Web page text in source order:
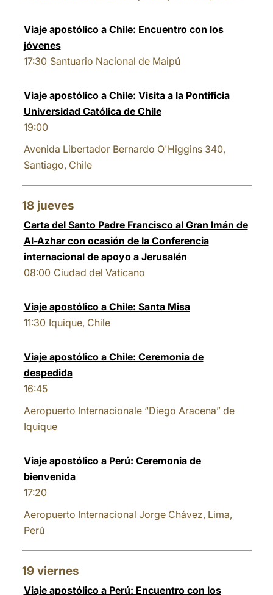
Viaje apostólico a Chile: Encuentro con los
jóvenes
17:30 Santuario Nacional de Maipú
Viaje apostólico a Chile: Visita a la Pontificia
Universidad Católica de Chile
19:00
Avenida Libertador Bernardo O'Higgins 340,
Santiago, Chile
18 jueves
Carta del Santo Padre Francisco al Gran Imán de
Al-Azhar con ocasión de la Conferencia
internacional de apoyo a Jerusalén
08:00 Ciudad del Vaticano
Viaje apostólico a Chile: Santa Misa
11:30 Iquique, Chile
Viaje apostólico a Chile: Ceremonia de
despedida
16:45
Aeropuerto Internacionale “Diego Aracena” de
Iquique
Viaje apostólico a Perú: Ceremonia de
bienvenida
17:20
Aeropuerto Internacional Jorge Chávez, Lima,
Perú
19 viernes
Viaje apostólico a Perú: Encuentro con los